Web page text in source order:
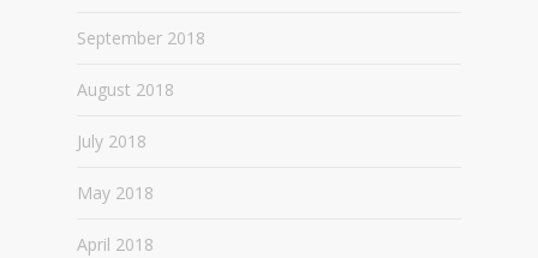
September 2018
August 2018
July 2018
May 2018
April 2018